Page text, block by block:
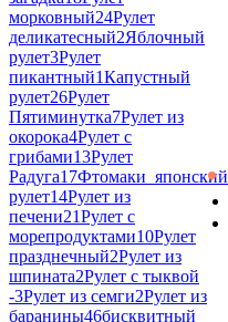
морковный24Рулет
деликатесный2Яблочный
рулет3Рулет
пикантный1Капустный
рулет26Рулет
Пятиминутка7Рулет из
окорока4Рулет с
грибами13Рулет
Радуга17Фтомаки_японский
рулет14Рулет из
печени21Рулет с
морепродуктами10Рулет
празднечный2Рулет из
шпината2Рулет с тыквой
-3Рулет из семги2Рулет из
баранины46бисквитный